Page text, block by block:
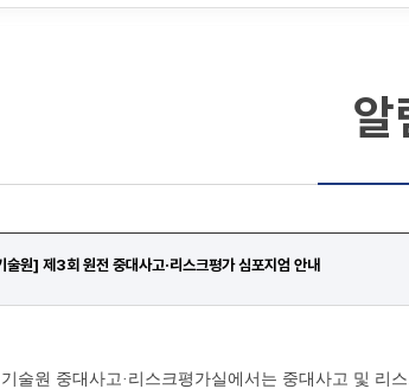
알
술원] 제3회 원전 중대사고·리스크평가 심포지엄 안내
술원 중대사고·리스크평가실에서는 중대사고 및 리